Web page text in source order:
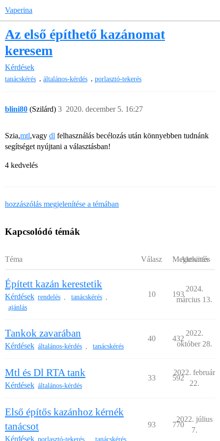
Vaperina
Az első építhető kazánomat
keresem
Kérdések
tanácskérés , általános-kérdés , porlasztó-tekerés
blini80 (Szilárd) 2020. december 5. 16:27
3
Szia,mtl,vagy dl felhasználás becélozás után könnyebben tudnánk
segítséget nyújtani a választásban!
4 kedvelés
hozzászólás megjelenítése a témában
Kapcsolódó témák
Téma Válasz Megtekintés
Aktivitás
Épített kazán kerestetik
Kérdések rendelés , tanácskérés ,
ajánlás
10 193
2024.
március 13.
Tankok zavarában
Kérdések általános-kérdés , tanácskérés
40 432
2022.
október 28.
Mtl és Dl RTA tank
Kérdések általános-kérdés
33 592
2022. február
22.
Első építős kazánhoz kérnék
tanácsot
Kérdések porlasztó-tekerés tanácskérés
93 770
2022. július
7.